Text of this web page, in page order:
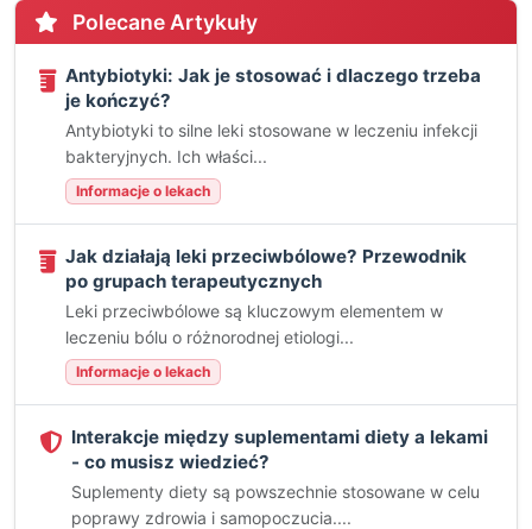
Polecane Artykuły
Antybiotyki: Jak je stosować i dlaczego trzeba
je kończyć?
Antybiotyki to silne leki stosowane w leczeniu infekcji
bakteryjnych. Ich właści...
Informacje o lekach
Jak działają leki przeciwbólowe? Przewodnik
po grupach terapeutycznych
Leki przeciwbólowe są kluczowym elementem w
leczeniu bólu o różnorodnej etiologi...
Informacje o lekach
Interakcje między suplementami diety a lekami
- co musisz wiedzieć?
Suplementy diety są powszechnie stosowane w celu
poprawy zdrowia i samopoczucia....